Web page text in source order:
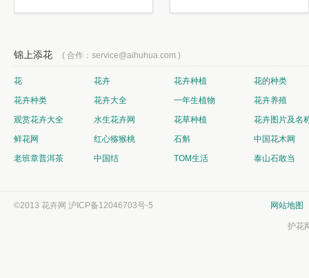
锦上添花 ( 合作：service@aihuhua.com )
花 花卉 花卉种植
花的种类
花卉种类
花卉大全 一年生植物
花卉养殖
观赏花卉大全
水生花卉网 花草种植
花卉图片及名
鲜花网
红心猕猴桃 石斛
中国花木网
老班章普洱茶
中国结 TOM生活 泰山石敢当
©2013 花卉网 沪ICP备12046703号-5 网站地图
护花